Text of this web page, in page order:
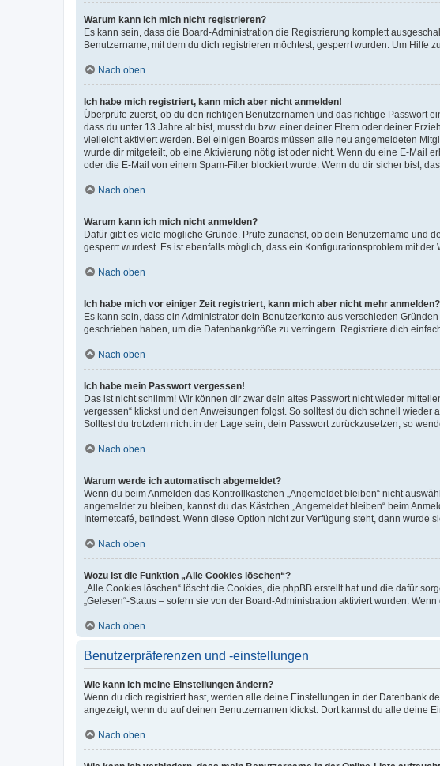
Warum kann ich mich nicht registrieren?
Es kann sein, dass die Board-Administration die Registrierung komplett
Benutzername, mit dem du dich registrieren möchtest, gesperrt wurden. Um Hilfe
Nach oben
Ich habe mich registriert, kann mich aber nicht anmelden!
Überprüfe zuerst, ob du den richtigen Benutzernamen und das richtige Passwort
dass du unter 13 Jahre alt bist, musst du bzw. einer deiner Eltern oder deiner
vielleicht aktiviert werden. Bei einigen Boards müssen alle neu angemeldeten
wurde dir mitgeteilt, ob eine Aktivierung nötig ist oder nicht. Wenn du eine E-Mail
oder die E-Mail von einem Spam-Filter blockiert wurde. Wenn du dir sicher bist,
Nach oben
Warum kann ich mich nicht anmelden?
Dafür gibt es viele mögliche Gründe. Prüfe zunächst, ob dein Benutzername und
gesperrt wurdest. Es ist ebenfalls möglich, dass ein Konfigurationsproblem mit
Nach oben
Ich habe mich vor einiger Zeit registriert, kann mich aber nicht mehr
Es kann sein, dass ein Administrator dein Benutzerkonto aus verschieden
geschrieben haben, um die Datenbankgröße zu verringern. Registriere dich
Nach oben
Ich habe mein Passwort vergessen!
Das ist nicht schlimm! Wir können dir zwar dein altes Passwort nicht wieder
vergessen“ klickst und den Anweisungen folgst. So solltest du dich schnell wieder
Solltest du trotzdem nicht in der Lage sein, dein Passwort zurückzusetzen, so
Nach oben
Warum werde ich automatisch abgemeldet?
Wenn du beim Anmelden das Kontrollkästchen „Angemeldet bleiben“ nicht
angemeldet zu bleiben, kannst du das Kästchen „Angemeldet bleiben“ beim
Internetcafé, befindest. Wenn diese Option nicht zur Verfügung steht, dann wurde
Nach oben
Wozu ist die Funktion „Alle Cookies löschen“?
„Alle Cookies löschen“ löscht die Cookies, die phpBB erstellt hat und die dafür
„Gelesen“-Status – sofern sie von der Board-Administration aktiviert wurden.
Nach oben
Benutzerpräferenzen und -einstellungen
Wie kann ich meine Einstellungen ändern?
Wenn du dich registriert hast, werden alle deine Einstellungen in der Datenbank
angezeigt, wenn du auf deinen Benutzernamen klickst. Dort kannst du alle deine
Nach oben